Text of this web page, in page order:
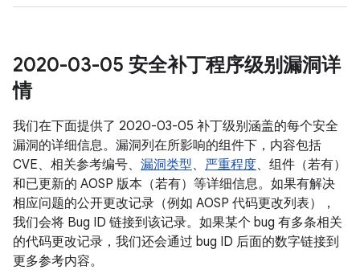
2020-03-05 安全补丁程序级别漏洞详
情
我们在下面提供了 2020-03-05 补丁级别涵盖的每个安全
漏洞的详细信息。漏洞列在所影响的组件下，内容包括
CVE、相关参考编号、 漏洞类型、 严重程度、组件（若有）
和已更新的 AOSP 版本（若有）等详细信息。如果有解决
相应问题的公开更改记录（例如 AOSP 代码更改列表），
我们会将 Bug ID 链接到该记录。如果某个 bug 有多条相关
的代码更改记录，我们还会通过 bug ID 后面的数字链接到
更多参考内容。